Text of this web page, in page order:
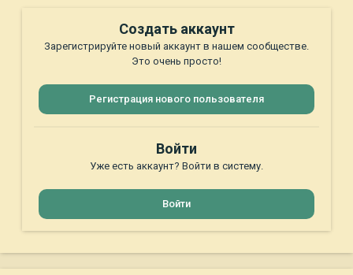
Создать аккаунт
Зарегистрируйте новый аккаунт в нашем сообществе.
Это очень просто!
Регистрация нового пользователя
Войти
Уже есть аккаунт? Войти в систему.
Войти